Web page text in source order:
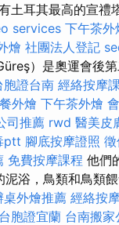
土耳其最高的宣禮
services 下午茶外
燴 社團法人登記
）是奧運會後
胞證台南 經絡按摩
外燴 下午茶外燴
司推薦 rwd 醫美皮
ptt 腳底按摩證照 徵
免費按摩課程 他們
浴，鳥類和鳥類
桌外燴推薦 經絡按
台胞證宜蘭 台南搬家